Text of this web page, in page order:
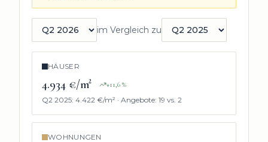
Quartal auswählen
im Vergleich zu
Vergleichsquartal auswählen
HÄUSER
4.934 €/m² +11,6 %
Q2 2025: 4.422 €/m² · Angebote: 19 vs. 2
WOHNUNGEN